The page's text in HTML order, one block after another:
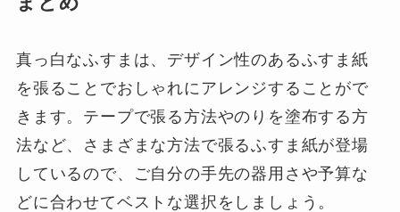
真っ白なふすまは、デザイン性のあるふすま紙
を張ることでおしゃれにアレンジすることがで
きます。テープで張る方法やのりを塗布する方
法など、さまざまな方法で張るふすま紙が登場
しているので、ご自分の手先の器用さや予算な
どに合わせてベストな選択をしましょう。